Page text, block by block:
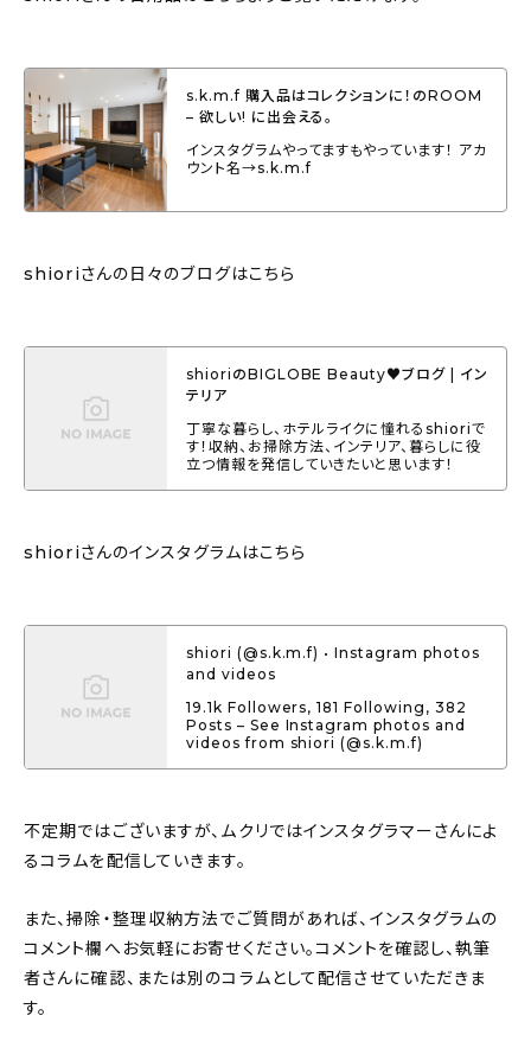
s.k.m.f 購入品はコレクションに！のROOM
– 欲しい! に出会える。
インスタグラムやってますもやっています！ アカ
ウント名→s.k.m.f
shioriさんの日々のブログはこちら
shioriのBIGLOBE Beauty♥ブログ | イン
テリア
丁寧な暮らし、ホテルライクに憧れるshioriで
す！収納、お掃除方法、インテリア、暮らしに役
立つ情報を発信していきたいと思います！
shioriさんのインスタグラムはこちら
shiori (@s.k.m.f) • Instagram photos
and videos
19.1k Followers, 181 Following, 382
Posts – See Instagram photos and
videos from shiori (@s.k.m.f)
不定期ではございますが、ムクリではインスタグラマーさんによ
るコラムを配信していきます。
また、掃除・整理収納方法でご質問があれば、インスタグラムの
コメント欄へお気軽にお寄せください。コメントを確認し、執筆
者さんに確認、または別のコラムとして配信させていただきま
す。